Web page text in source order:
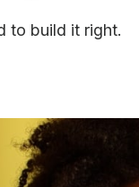
to build it right.